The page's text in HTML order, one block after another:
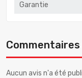
Garantie
Commentaires
Aucun avis n'a été